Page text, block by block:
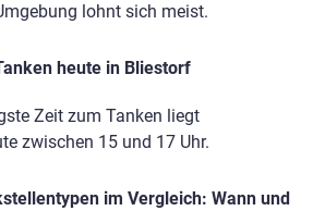
lohnt sich meist.
heute in Bliestorf
Zeit zum Tanken liegt
zwischen 15 und 17 Uhr.
im Vergleich: Wann und